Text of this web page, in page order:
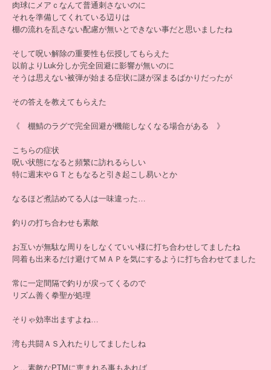
肉球にメアｃなんて普通刺さないのに
それを準備してくれている辺りは
棚の流れを乱さない配慮が無いとできない事だと思いましたね
そして呪い解除の重要性も伝授してもらえた
以前よりLuk分しか完全回避に影響が無いのに
そうは思えない被弾が始まる症状に謎が深まるばかりだったが
その答えを教えてもらえた
《 棚鯖のラグで完全回避が機能しなくなる場合がある 》
こちらの症状
呪い状態になると頻繁に訪れるらしい
特に週末やＧＴともなると引き起こし易いとか
なるほど煮詰めてる人は一味違った…
釣りの打ち合わせも素敵
お互いが無駄な周りをしなくていい様に打ち合わせしてましたね
同着も出来るだけ避けてＭＡＰを気にするように打ち合わせてました
常に一定間隔で釣りが戻ってくるので
リズム善く拳聖が処理
そりゃ効率出ますよね…
湾も共闘ＡＳ入れたりしてましたしね
と…素敵なPTMに恵まれる事もあれば